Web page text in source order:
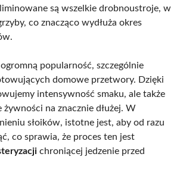
są wszelkie drobnoustroje, w
co znacząco wydłuża okres
popularność, szczególnie
domowe przetwory. Dzięki
intensywność smaku, ale także
na znacznie dłużej. W
słoików, istotne jest, aby od razu
co sprawia, że proces ten jest
chroniącej jedzenie przed